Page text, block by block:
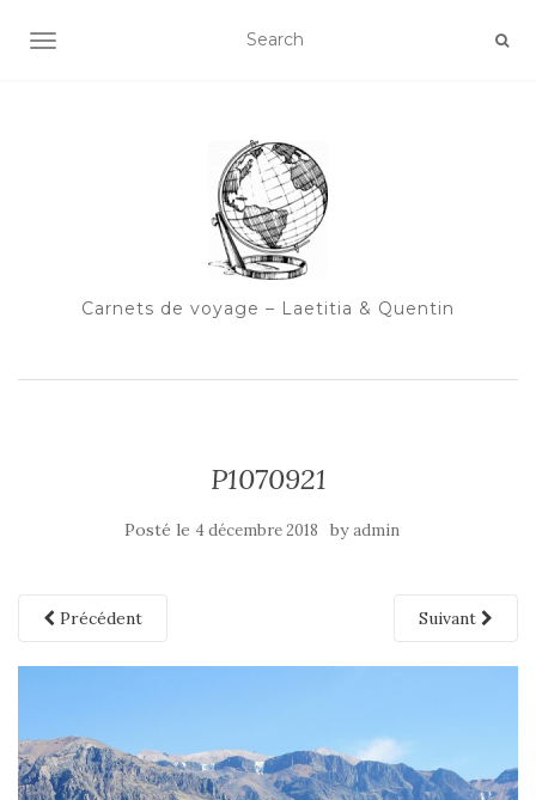
OUVRIR/FERMER LA NAVIGATION
Carnets de voyage – Laetitia & Quentin
P1070921
Posté le 4 décembre 2018 byadmin
Précédent Suivant